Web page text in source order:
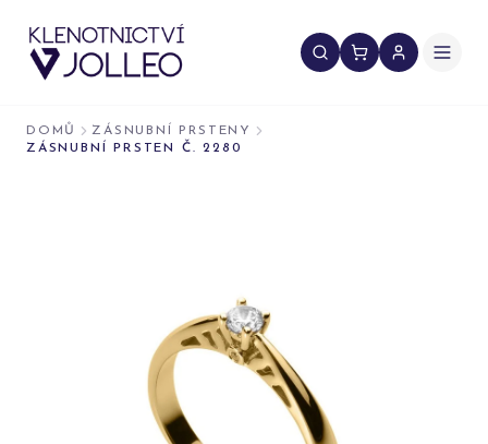
DOMŮ
ZÁSNUBNÍ PRSTENY
ZÁSNUBNÍ PRSTEN Č. 2280